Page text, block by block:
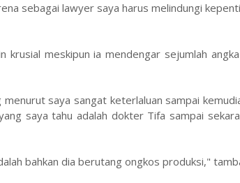
sebagai lawyer saya harus melindungi
meskipun ia mendengar sejumlah
saya sangat keterlaluan sampai
saya tahu adalah dokter Tifa sampai
bahkan dia berutang ongkos produksi,"